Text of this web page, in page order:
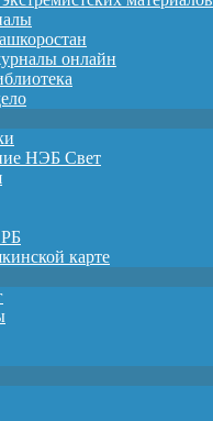
онлайн
НЭБ Свет
карте